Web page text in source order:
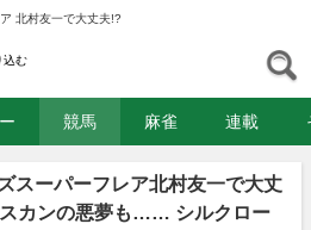
北村友一で大丈夫!?
込む
競馬 麻雀 連載
スーパーフレア北村友一で大丈
カンの悪夢も…… シルクロー